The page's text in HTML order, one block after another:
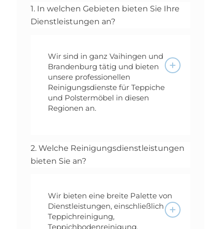
1. In welchen Gebieten bieten Sie Ihre
Dienstleistungen an?
Wir sind in ganz Vaihingen und
Brandenburg tätig und bieten
unsere professionellen
Reinigungsdienste für Teppiche
und Polstermöbel in diesen
Regionen an.
2. Welche Reinigungsdienstleistungen
bieten Sie an?
Wir bieten eine breite Palette von
Dienstleistungen, einschließlich
Teppichreinigung,
Teppichbodenreinigung,